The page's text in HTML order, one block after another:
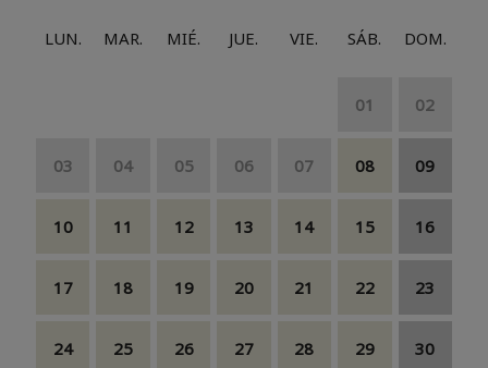
LUN. MAR. MIÉ. JUE. VIE. SÁB. DOM.
01 02
03 04 05 06 07 08 09
10 11 12 13 14 15 16
17 18 19 20 21 22 23
24 25 26 27 28 29 30